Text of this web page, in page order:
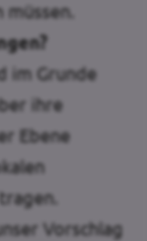
im Grunde
ihre
Ebene
Vorschlag